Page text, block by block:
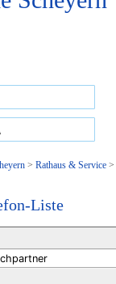
zur Startseite springen.
> Rathaus & Service>
Liste